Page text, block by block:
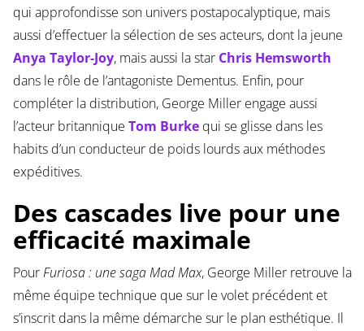
qui approfondisse son univers postapocalyptique, mais
aussi d’effectuer la sélection de ses acteurs, dont la jeune
Anya Taylor-Joy, mais aussi la star Chris Hemsworth
dans le rôle de l’antagoniste Dementus. Enfin, pour
compléter la distribution, George Miller engage aussi
l’acteur britannique Tom Burkequi se glisse dans les
habits d’un conducteur de poids lourds aux méthodes
expéditives.
Des cascades live pour une
efficacité maximale
PourFuriosa : une saga Mad Max, George Miller retrouve la
même équipe technique que sur le volet précédent et
s’inscrit dans la même démarche sur le plan esthétique. Il